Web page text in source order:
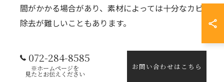
間がかかる場合があり、素材によっては十分なカビ
除去が難しいこともあります。
重曹の特
徴
内容
072-284-8585
※ホームページを
見たとお伝えください
お問い合わせはこちら